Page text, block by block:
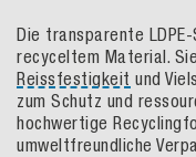
Die transparente
recyceltem Material.
Reissfestigkeit und
zum Schutz und
hochwertige
umweltfreundliche